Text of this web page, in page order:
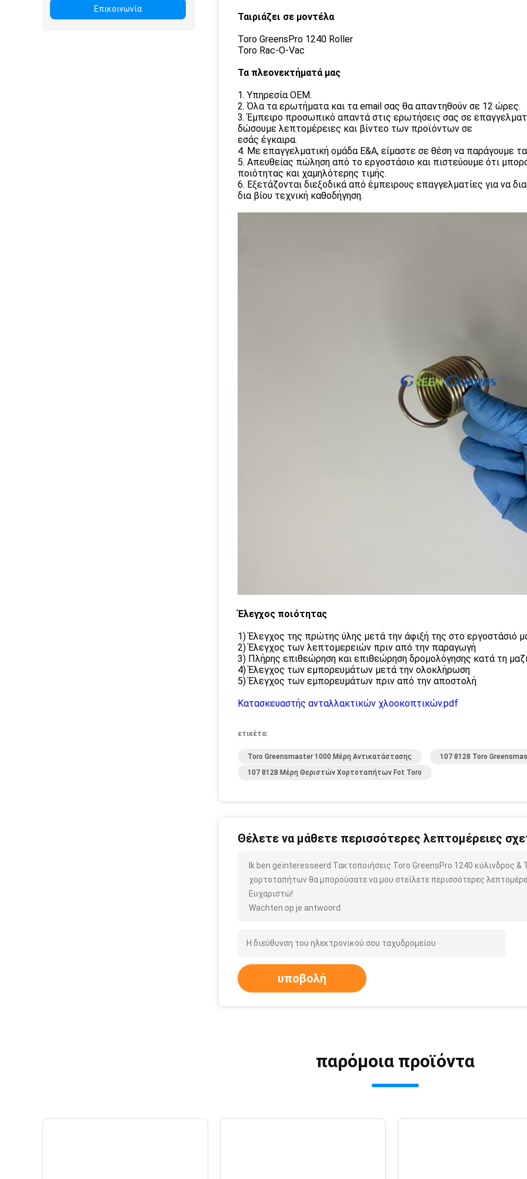
Επικοινωνία
Ταιριάζει σε μοντέλα
Toro GreensPro 1240 Roller
Toro Rac-O-Vac
Τα πλεονεκτήματά μας
1. Υπηρεσία OEM.
2. Όλα τα ερωτήματα και τα email σας θα απαντηθούν σε 12 ώρες.
3. Έμπειρο προσωπικό απαντά στις ερωτήσεις σας σε
δώσουμε λεπτομέρειες και βίντεο των προϊόντων σε
εσάς έγκαιρα.
4. Με επαγγελματική ομάδα Ε&Α, είμαστε σε θέση να παράγουμε
5. Απευθείας πώληση από το εργοστάσιο και πιστεύουμε ότι
ποιότητας και χαμηλότερης τιμής.
6. Εξετάζονται διεξοδικά από έμπειρους επαγγελματίες για να
δια βίου τεχνική καθοδήγηση.
Έλεγχος ποιότητας
1) Έλεγχος της πρώτης ύλης μετά την άφιξή της στο εργοστάσιό
2) Έλεγχος των λεπτομερειών πριν από την παραγωγή
3) Πλήρης επιθεώρηση και επιθεώρηση δρομολόγησης κατά τη
4) Έλεγχος των εμπορευμάτων μετά την ολοκλήρωση
5) Έλεγχος των εμπορευμάτων πριν από την αποστολή
Κατασκευαστής ανταλλακτικών χλοοκοπτικών.pdf
ετικέτα:
Toro Greensmaster 1000 Μέρη Αντικατάστασης
107 8128 Toro
107 8128 Μέρη Θεριστών Χορτοταπήτων Fot Toro
Θέλετε να μάθετε περισσότερες λεπτομέρειες
Ik ben geïnteresseerd Τακτοποιήσεις Toro GreensPro 1240 κύλινδρος
χορτοταπήτων θα μπορούσατε να μου στείλετε περισσότερες
Ευχαριστώ!
Wachten op je antwoord.
υποβολή
παρόμοια προϊόντα